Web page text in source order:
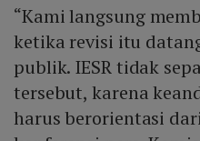
“Kami langsung
ketika revisi itu
publik. IESR tidak
tersebut, karena
harus berorientasi